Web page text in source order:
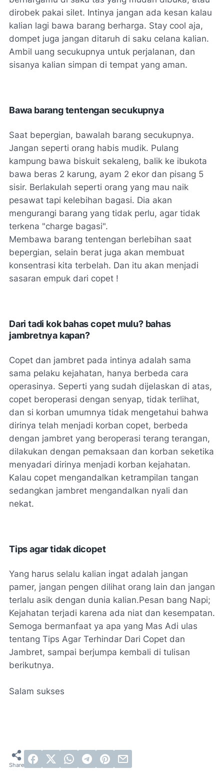
dirobek pakai silet. Intinya jangan ada kesan kalau
kalian lagi bawa barang berharga. Stay cool aja,
dompet juga jangan ditaruh di saku celana kalian.
Ambil uang secukupnya untuk perjalanan, dan
sisanya kalian simpan di tempat yang aman.
Bawa barang tentengan secukupnya
Saat bepergian, bawalah barang secukupnya.
Jangan seperti orang habis mudik. Pulang
kampung bawa biskuit sekaleng, balik ke ibukota
bawa beras 2 karung, ayam 2 ekor dan pisang 5
sisir. Berlakulah seperti orang yang mau naik
pesawat tapi kelebihan bagasi. Dia akan
mengurangi barang yang tidak perlu, agar tidak
terkena "charge bagasi".
Membawa barang tentengan berlebihan saat
bepergian, selain berat juga akan membuat
konsentrasi kita terbelah. Dan itu akan menjadi
sasaran empuk dari copet !
Dari tadi kok bahas copet mulu? bahas
jambretnya kapan?
Copet dan jambret pada intinya adalah sama
sama pelaku kejahatan, hanya berbeda cara
operasinya. Seperti yang sudah dijelaskan di atas,
copet beroperasi dengan senyap, tidak terlihat,
dan si korban umumnya tidak mengetahui bahwa
dirinya telah menjadi korban copet, berbeda
dengan jambret yang beroperasi terang terangan,
dilakukan dengan pemaksaan dan korban seketika
menyadari dirinya menjadi korban kejahatan.
Kalau copet mengandalkan ketrampilan tangan
sedangkan jambret mengandalkan nyali dan
nekat.
Tips agar tidak dicopet
Yang harus selalu kalian ingat adalah jangan
pamer, jangan pengen dilihat orang lain dan jangan
terlalu asik dengan dunia kalian.Pesan bang Napi;
Kejahatan terjadi karena ada niat dan kesempatan.
Semoga bermanfaat ya apa yang Mas Adi ulas
tentang Tips Agar Terhindar Dari Copet dan
Jambret, sampai berjumpa kembali di tulisan
berikutnya.
Salam sukses